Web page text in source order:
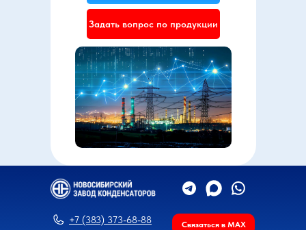
Задать вопрос по продукции
+7 (383) 373-68-88 Связаться в MAX